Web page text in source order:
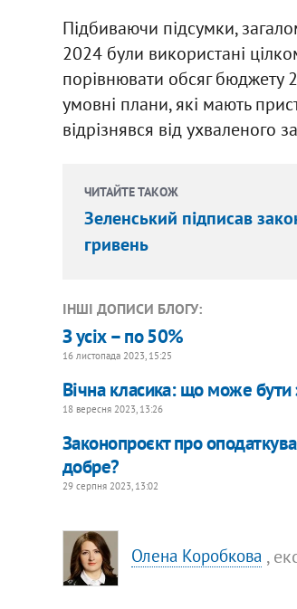
Підбиваючи підсумки,
2024 були використані
порівнювати обсяг бюджету
умовні плани, які мають
відрізнявся від ухваленого
ЧИТАЙТЕ ТАКОЖ
Зеленський підписав
гривень
ІНШІ ДОПИСИ БЛОГУ:
З усіх – по 50%
16 листопада 2023, 15:25
Вічна класика: що може бути
18 вересня 2023, 13:26
Законопроєкт про
добре?
29 серпня 2023, 13:02
Олена Коробкова ,